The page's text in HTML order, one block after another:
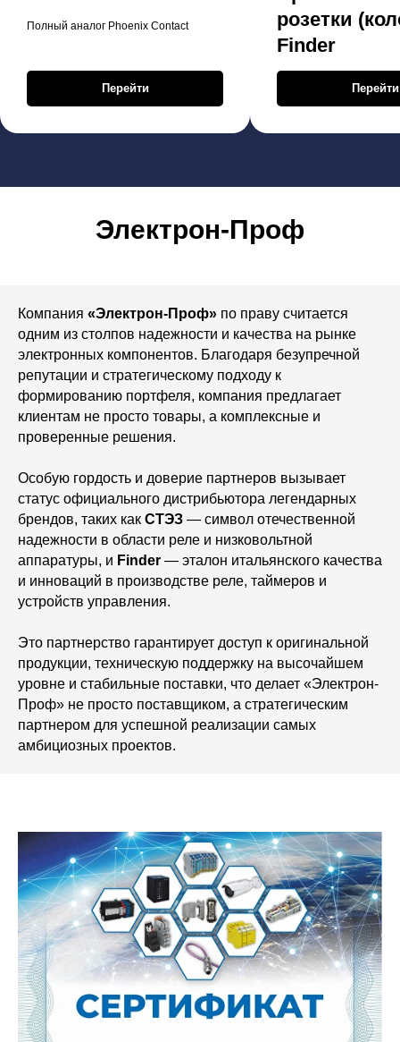
Полный аналог Phoenix Contact
Перейти
розетки
Finder
Перейти
Электрон-Проф
Компания «Электрон-Проф» по праву считается
одним из столпов надежности и качества на рынке
электронных компонентов. Благодаря безупречной
репутации и стратегическому подходу к
формированию портфеля, компания предлагает
клиентам не просто товары, а комплексные и
проверенные решения.
Особую гордость и доверие партнеров вызывает
статус официального дистрибьютора легендарных
брендов, таких как СТЭЗ — символ отечественной
надежности в области реле и низковольтной
аппаратуры, и Finder — эталон итальянского качества
и инноваций в производстве реле, таймеров и
устройств управления.
Это партнерство гарантирует доступ к оригинальной
продукции, техническую поддержку на высочайшем
уровне и стабильные поставки, что делает «Электрон-
Проф» не просто поставщиком, а стратегическим
партнером для успешной реализации самых
амбициозных проектов.